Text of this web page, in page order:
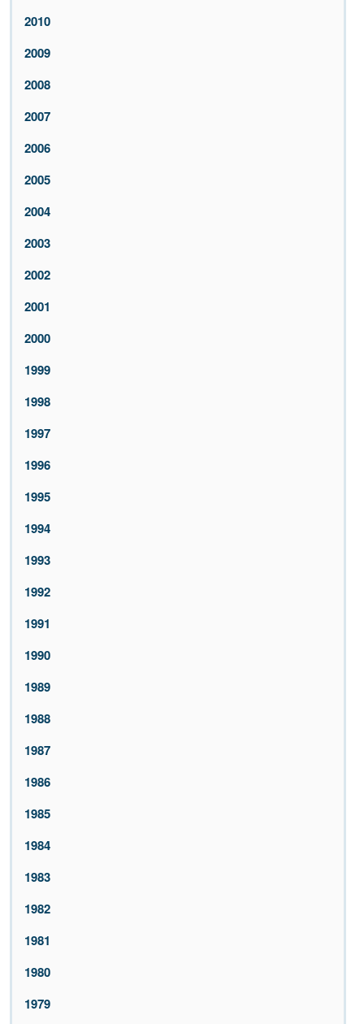
2010
2009
2008
2007
2006
2005
2004
2003
2002
2001
2000
1999
1998
1997
1996
1995
1994
1993
1992
1991
1990
1989
1988
1987
1986
1985
1984
1983
1982
1981
1980
1979